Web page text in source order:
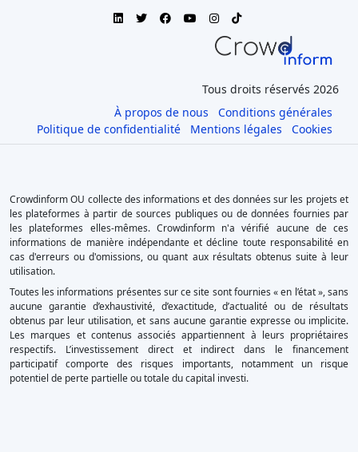
Tous droits réservés 2026
À propos de nous
Conditions générales
Politique de confidentialité
Mentions légales Cookies
Crowdinform OU collecte des informations et des données sur les projets et
les plateformes à partir de sources publiques ou de données fournies par
les plateformes elles-mêmes. Crowdinform n'a vérifié aucune de ces
informations de manière indépendante et décline toute responsabilité en
cas d'erreurs ou d'omissions, ou quant aux résultats obtenus suite à leur
utilisation.
Toutes les informations présentes sur ce site sont fournies « en l’état », sans
aucune garantie d’exhaustivité, d’exactitude, d’actualité ou de résultats
obtenus par leur utilisation, et sans aucune garantie expresse ou implicite.
Les marques et contenus associés appartiennent à leurs propriétaires
respectifs. L’investissement direct et indirect dans le financement
participatif comporte des risques importants, notamment un risque
potentiel de perte partielle ou totale du capital investi.